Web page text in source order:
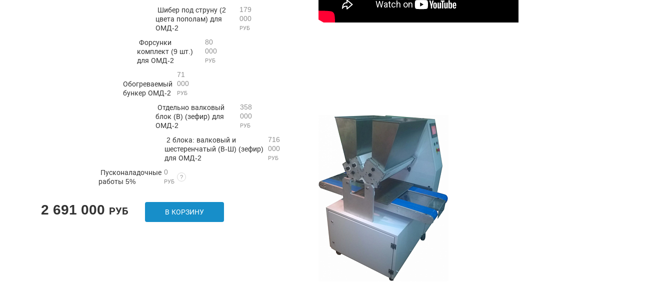
Шибер под струну (2
цвета пополам) для
ОМД-2
179
000
РУБ
Форсунки
комплект (9 шт.)
для ОМД-2
80
000
РУБ
Обогреваемый
бункер ОМД-2
71
000
РУБ
Отдельно валковый
блок (В) (зефир) для
ОМД-2
358
000
РУБ
2 блока: валковый и
шестеренчатый (В-Ш) (зефир)
для ОМД-2
716
000
РУБ
Пусконаладочные
работы 5%
0
РУБ
?
2 691 000 РУБ В КОРЗИНУ